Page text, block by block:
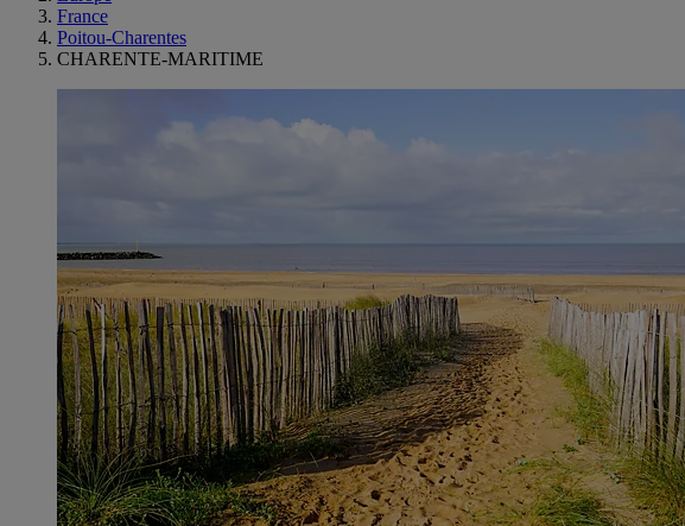
France
Poitou-Charentes
CHARENTE-MARITIME